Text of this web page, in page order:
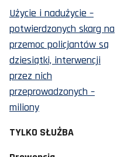
Użycie i nadużycie –
potwierdzonych skarg na
przemoc policjantów są
dziesiątki, interwencji
przez nich
przeprowadzonych –
miliony
TYLKO SŁUŻBA